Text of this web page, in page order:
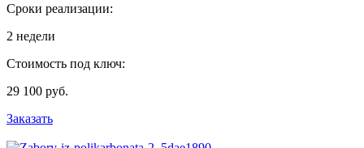
Сроки реализации:
2 недели
Стоимость под ключ:
29 100 руб.
Заказать